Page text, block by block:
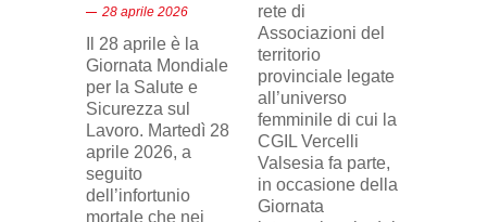
28 aprile 2026
Il 28 aprile è la
Giornata Mondiale
per la Salute e
Sicurezza sul
Lavoro. Martedì 28
aprile 2026, a
seguito
dell’infortunio
mortale che nei
rete di
Associazioni del
territorio
provinciale legate
all’universo
femminile di cui la
CGIL Vercelli
Valsesia fa parte,
in occasione della
Giornata